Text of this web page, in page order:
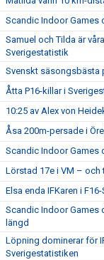
Scandic Indoor Games
Samuel och Tilda är
Sverigestatistik
Svenskt säsongsbästa
Åtta P16-killar i
10:25 av Alex von
Åsa 200m-persade i
Scandic Indoor Games
Lörstad 17e i VM – och
Elsa enda IFKaren i
Scandic Indoor Games
längd
Löpning dominerar för
Sverigestatistiken